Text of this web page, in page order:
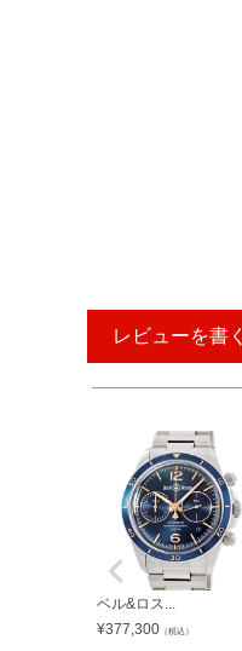
レビューを書く
ベル&ロス...
¥377,300 （税込）